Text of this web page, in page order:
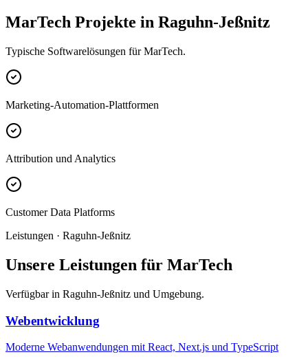
MarTech Projekte in Raguhn-Jeßnitz
Typische Softwarelösungen für MarTech.
Marketing-Automation-Plattformen
Attribution und Analytics
Customer Data Platforms
Leistungen · Raguhn-Jeßnitz
Unsere Leistungen für MarTech
Verfügbar in Raguhn-Jeßnitz und Umgebung.
Webentwicklung
Moderne Webanwendungen mit React, Next.js und TypeScript